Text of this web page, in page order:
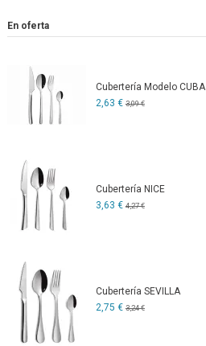
En oferta
Cubertería Modelo CUBA
2,63 € 3,09 €
Cubertería NICE
3,63 € 4,27 €
Cubertería SEVILLA
2,75 € 3,24 €